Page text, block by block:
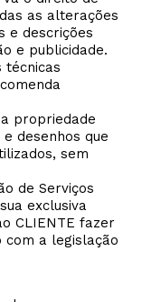
as alterações
e descrições
e publicidade.
técnicas
propriedade
desenhos que
sem
de Serviços
exclusiva
CLIENTE fazer
com a legislação